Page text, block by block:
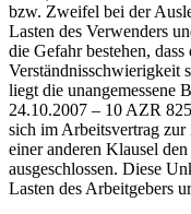
bzw. Zweifel bei der
Lasten des Verwenders
die Gefahr bestehen,
Verständnisschwierigkeit
liegt die
24.10.2007 – 10 AZR
sich im Arbeitsvertrag
einer anderen Klausel
ausgeschlossen. Diese
Lasten des Arbeitgebers